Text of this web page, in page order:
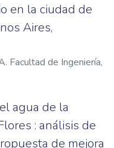
en la ciudad de
Aires,
Facultad de Ingeniería,
agua de la
: análisis de
de mejora